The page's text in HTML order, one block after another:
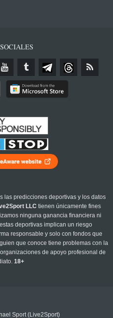
las predicciones deportivas y los datos
LLC tienen únicamente fines
ninguna ganancia financiera ni
deportivas implican un riesgo
responsable y solo con fondos que
que conoce tiene problemas con la
de apoyo profesional de
18+
Sport (Live2Sport)